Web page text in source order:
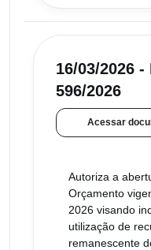
16/03/2026 -
596/2026
Acessar
Autoriza a
Orçamento
2026 visando
utilização de
remanescente